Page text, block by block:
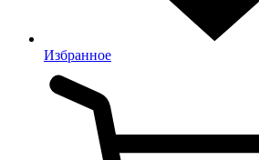
Избранное